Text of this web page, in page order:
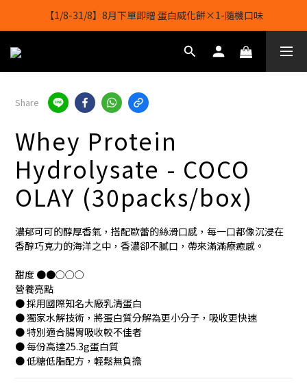
【1/8-31/8】8月下單即贈 蛋白威化餅×1-隨機口味
【1/8-31/8】8月下單即贈 蛋白威化餅×1-隨機口味
結帳輸入[gopowerhk]，可享全單*95折*，可與活動折扣疊加。
【1/8-31/8】8月下單即贈 蛋白威化餅×1-隨機口味
Share
Whey Protein
Hydrolysate - COCO
OLAY (30packs/box)
濃郁可可的醇厚香氣，搭配歐蕾的絲滑口感，每一口都像沉浸在
香醇巧克力的海洋之中，香濃卻不膩口，帶來滿滿療癒感。
甜度 ●●○○○
營養亮點
● 採用國際知名大廠乳清蛋白
● 獨家水解技術，將蛋白質分解為更小分子，吸收更快速
● 特別適合腸胃吸收較不佳者
● 每份高達25.3g蛋白質
● 低糖低脂配方，輕鬆無負擔